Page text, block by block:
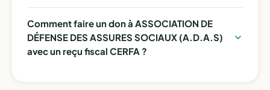
Comment faire un don à ASSOCIATION DE
DÉFENSE DES ASSURES SOCIAUX (A.D.A.S)
avec un reçu fiscal CERFA ?